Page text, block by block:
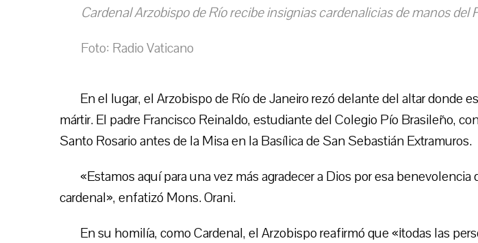
Cardenal Arzobispo de Río recibe insignias cardenalicias de manos del
Foto: Radio Vaticano
En el lugar, el Arzobispo de Río de Janeiro rezó delante del altar donde
mártir. El padre Francisco Reinaldo, estudiante del Colegio Pío Brasileño,
Santo Rosario antes de la Misa en la Basílica de San Sebastián Extramuros.
«Estamos aquí para una vez más agradecer a Dios por esa benevolencia
cardenal», enfatizó Mons. Orani.
En su homilía, como Cardenal, el Arzobispo reafirmó que «¡todas las